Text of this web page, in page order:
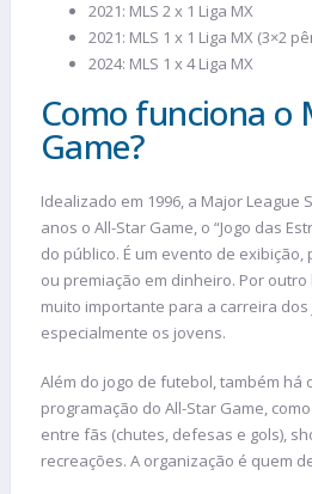
2021: MLS 2 x 1 Liga MX
2021: MLS 1 x 1 Liga MX (3×2
2024: MLS 1 x 4 Liga MX
Como funciona o
Game?
Idealizado em 1996, a Major League
anos o All-Star Game, o “Jogo das
do público. É um evento de
ou premiação em dinheiro. Por outro
muito importante para a carreira
especialmente os jovens.
Além do jogo de futebol, também há
programação do All-Star Game,
entre fãs (chutes, defesas e gols),
recreações. A organização é quem